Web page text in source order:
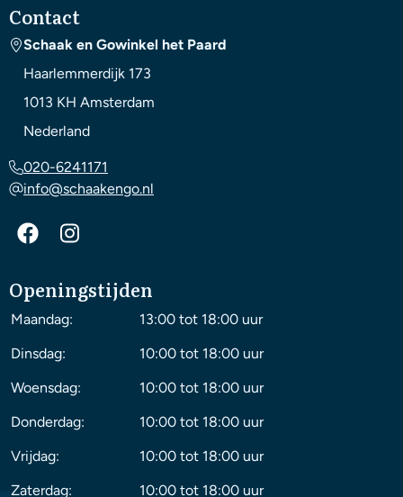
Contact
Schaak en Gowinkel het Paard
Haarlemmerdijk 173
1013 KH Amsterdam
Nederland
020-6241171
info@schaakengo.nl
Openingstijden
Maandag:
13:00 tot 18:00 uur
Dinsdag:
10:00 tot 18:00 uur
Woensdag:
10:00 tot 18:00 uur
Donderdag:
10:00 tot 18:00 uur
Vrijdag:
10:00 tot 18:00 uur
Zaterdag:
10:00 tot 18:00 uur